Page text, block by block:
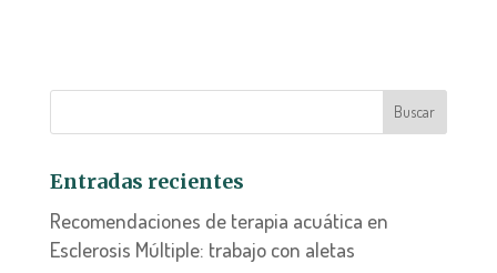
Entradas recientes
Recomendaciones de terapia acuática en
Esclerosis Múltiple: trabajo con aletas